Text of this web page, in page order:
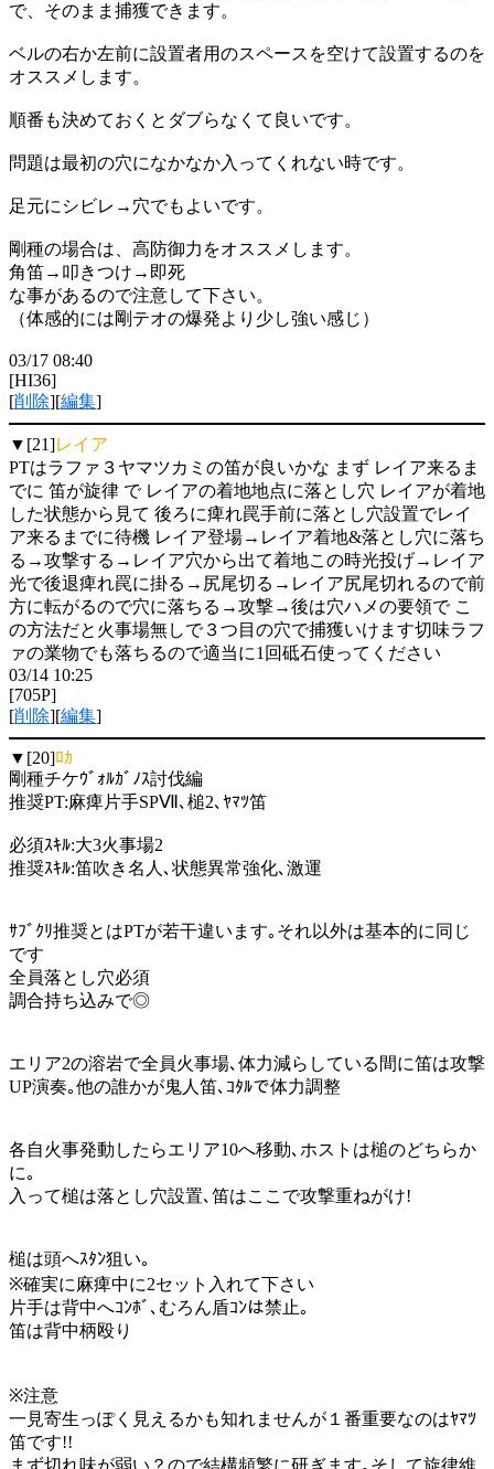
で、そのまま捕獲できます。
ベルの右か左前に設置者用のスペースを空けて設置するのを
オススメします。
順番も決めておくとダブらなくて良いです。
問題は最初の穴になかなか入ってくれない時です。
足元にシビレ→穴でもよいです。
剛種の場合は、高防御力をオススメします。
角笛→叩きつけ→即死
な事があるので注意して下さい。
（体感的には剛テオの爆発より少し強い感じ）
03/17 08:40
[HI36]
[削除][編集]
▼[21]レイア
PTはラファ３ヤマツカミの笛が良いかな まず レイア来るま
でに 笛が旋律 で レイアの着地地点に落とし穴 レイアが着地
した状態から見て 後ろに痺れ罠手前に落とし穴設置でレイ
ア来るまでに待機 レイア登場→レイア着地&落とし穴に落ち
る→攻撃する→レイア穴から出て着地この時光投げ→レイア
光で後退痺れ罠に掛る→尻尾切る→レイア尻尾切れるので前
方に転がるので穴に落ちる→攻撃→後は穴ハメの要領で こ
の方法だと火事場無しで３つ目の穴で捕獲いけます切味ラフ
ァの業物でも落ちるので適当に1回砥石使ってください
03/14 10:25
[705P]
[削除][編集]
▼[20]ﾛｶ
剛種チケｳﾞｫﾙｶﾞﾉｽ討伐編
推奨PT:麻痺片手SPⅦ､槌2､ﾔﾏﾂ笛
必須ｽｷﾙ:大3火事場2
推奨ｽｷﾙ:笛吹き名人､状態異常強化､激運
ｻﾌﾞｸﾘ推奨とはPTが若干違います｡それ以外は基本的に同じ
です
全員落とし穴必須
調合持ち込みで◎
エリア2の溶岩で全員火事場､体力減らしている間に笛は攻撃
UP演奏｡他の誰かが鬼人笛､ｺﾀﾙで体力調整
各自火事発動したらエリア10へ移動､ホストは槌のどちらか
に｡
入って槌は落とし穴設置､笛はここで攻撃重ねがけ!
槌は頭へｽﾀﾝ狙い｡
※確実に麻痺中に2セット入れて下さい
片手は背中へｺﾝﾎﾞ､むろん盾ｺﾝは禁止｡
笛は背中柄殴り
※注意
一見寄生っぽく見えるかも知れませんが１番重要なのはﾔﾏﾂ
笛です!!
まず切れ味が弱い？ので結構頻繁に研ぎます｡そして旋律維